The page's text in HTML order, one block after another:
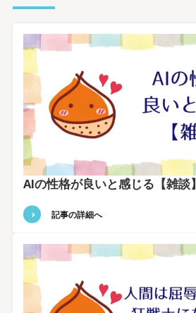
AIの性格が良いと感じる【雑談】
記事の詳細へ